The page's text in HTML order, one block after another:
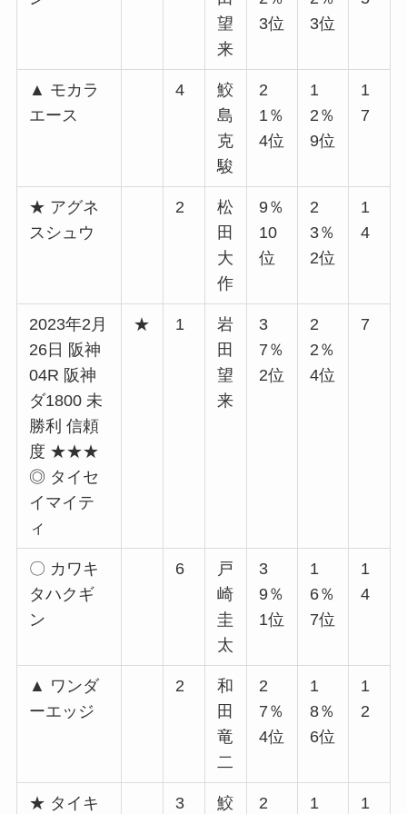
望
来
3位
3位
▲ モカラ
エース
4
鮫
島
克
駿
2
1％
4位
1
2％
9位
1
7
★ アグネ
スシュウ
2
松
田
大
作
9％
10
位
2
3％
2位
1
4
2023年2月
26日 阪神
04R 阪神
ダ1800 未
勝利 信頼
度 ★★★
◎ タイセ
イマイテ
ィ
★ 1
岩
田
望
来
3
7％
2位
2
2％
4位
7
〇 カワキ
タハクギ
ン
6
戸
崎
圭
太
3
9％
1位
1
6％
7位
1
4
▲ ワンダ
ーエッジ
2
和
田
竜
二
2
7％
4位
1
8％
6位
1
2
★ タイキ
3
鮫
2
1
1